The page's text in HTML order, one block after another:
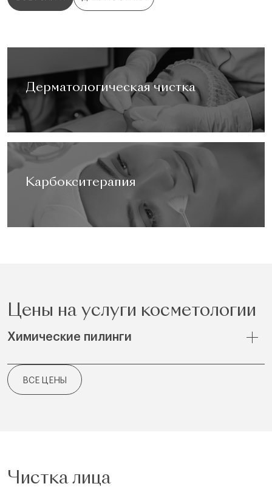
Дерматологическая чистка
Карбокситерапия
Цены на услуги косметологии
Химические пилинги
ВСЕ ЦЕНЫ
Чистка лица